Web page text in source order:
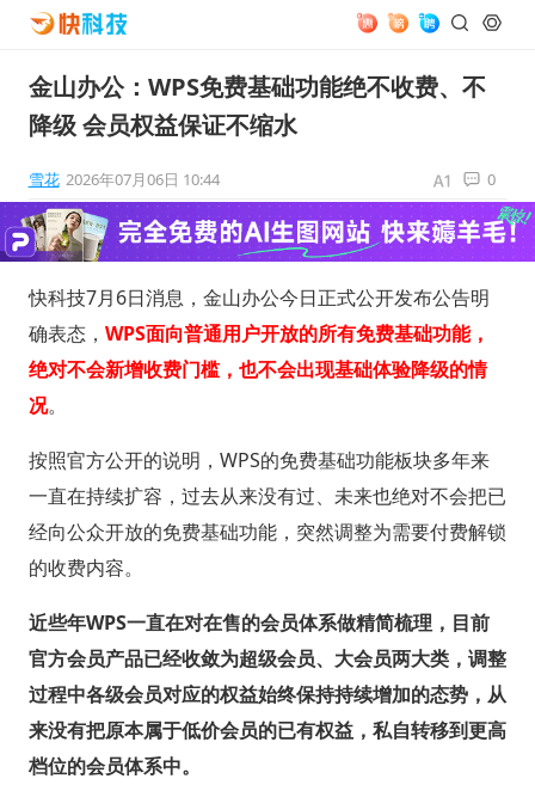
金山办公：WPS免费基础功能绝不收费、不
降级 会员权益保证不缩水
雪花 2026年07月06日 10:44 0
快科技7月6日消息，金山办公今日正式公开发布公告明
确表态， WPS面向普通用户开放的所有免费基础功能，
绝对不会新增收费门槛，也不会出现基础体验降级的情
况。
按照官方公开的说明，WPS的免费基础功能板块多年来
一直在持续扩容，过去从来没有过、未来也绝对不会把已
经向公众开放的免费基础功能，突然调整为需要付费解锁
的收费内容。
近些年WPS一直在对在售的会员体系做精简梳理，目前
官方会员产品已经收敛为超级会员、大会员两大类，调整
过程中各级会员对应的权益始终保持持续增加的态势，从
来没有把原本属于低价会员的已有权益，私自转移到更高
档位的会员体系中。